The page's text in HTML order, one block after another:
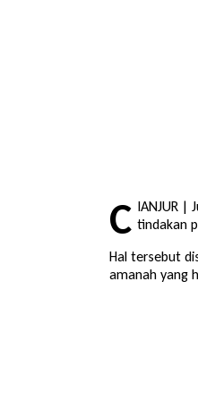
C IANJUR |
tindakan
Hal tersebut
amanah yang